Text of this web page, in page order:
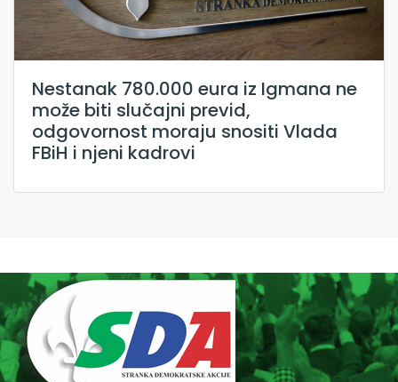
Nestanak 780.000 eura iz Igmana ne
može biti slučajni previd,
odgovornost moraju snositi Vlada
FBiH i njeni kadrovi